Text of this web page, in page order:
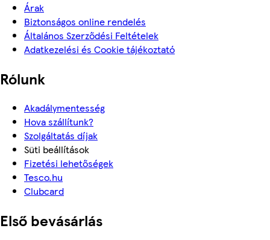
Árak
Biztonságos online rendelés
Általános Szerződési Feltételek
Adatkezelési és Cookie tájékoztató
Rólunk
Akadálymentesség
Hova szállítunk?
Szolgáltatás díjak
Süti beállítások
Fizetési lehetőségek
Tesco.hu
Clubcard
Első bevásárlás